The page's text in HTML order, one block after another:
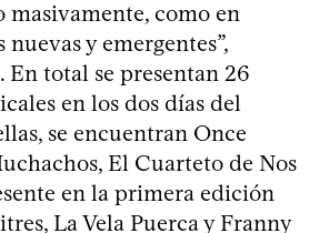
masivamente, como en
y emergentes”,
En total se presentan 26
en los dos días del
se encuentran Once
El Cuarteto de Nos
en la primera edición
La Vela Puerca y Franny